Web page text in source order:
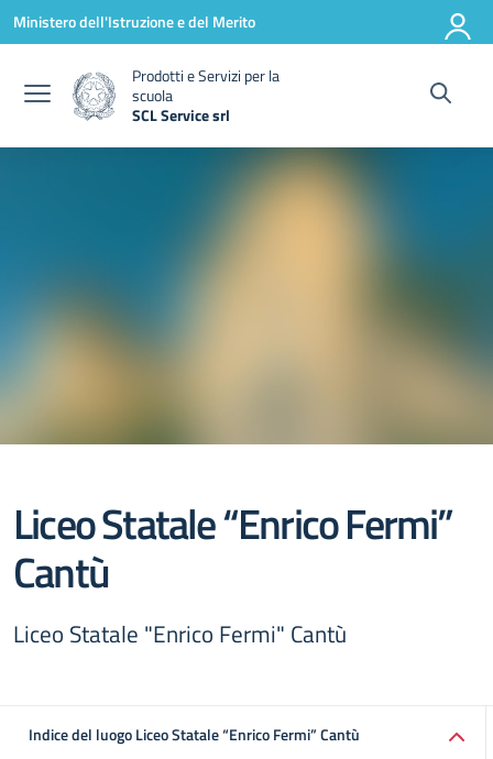
Vai ai contenuti
Vai al menu di navigazione
Vai al footer
Ministero dell'Istruzione e del Merito
Prodotti e Servizi per la
scuola
SCL Service srl
Liceo Statale “Enrico Fermi”
Cantù
Liceo Statale "Enrico Fermi" Cantù
Indice del luogo Liceo Statale “Enrico Fermi” Cantù